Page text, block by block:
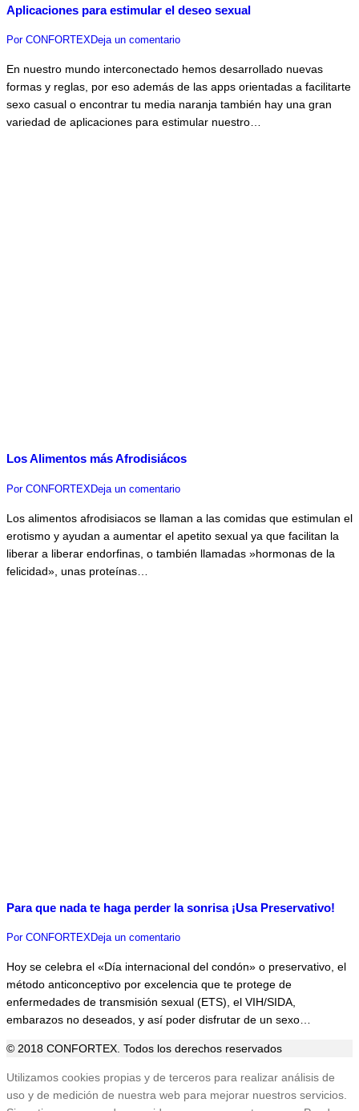
Aplicaciones para estimular el deseo sexual
Por CONFORTEXDeja un comentario
En nuestro mundo interconectado hemos desarrollado nuevas
formas y reglas, por eso además de las apps orientadas a facilitarte
sexo casual o encontrar tu media naranja también hay una gran
variedad de aplicaciones para estimular nuestro…
Los Alimentos más Afrodisiácos
Por CONFORTEXDeja un comentario
Los alimentos afrodisiacos se llaman a las comidas que estimulan el
erotismo y ayudan a aumentar el apetito sexual ya que facilitan la
liberar a liberar endorfinas, o también llamadas »hormonas de la
felicidad», unas proteínas…
Para que nada te haga perder la sonrisa ¡Usa Preservativo!
Por CONFORTEX Deja un comentario
Hoy se celebra el «Día internacional del condón» o preservativo, el
método anticonceptivo por excelencia que te protege de
enfermedades de transmisión sexual (ETS), el VIH/SIDA,
embarazos no deseados, y así poder disfrutar de un sexo…
© 2018 CONFORTEX. Todos los derechos reservados
Ir
a
Utilizamos cookies propias y de terceros para realizar análisis de
uso y de medición de nuestra web para mejorar nuestros servicios.